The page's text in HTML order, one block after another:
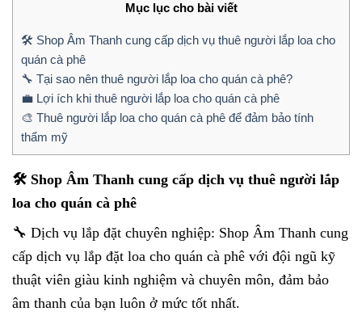
Mục lục cho bài viết
🛠️ Shop Âm Thanh cung cấp dịch vụ thuê người lắp loa cho
quán cà phê
🔧 Tại sao nên thuê người lắp loa cho quán cà phê?
💼 Lợi ích khi thuê người lắp loa cho quán cà phê
🎨 Thuê người lắp loa cho quán cà phê để đảm bảo tính
thẩm mỹ
🛠️ Shop Âm Thanh cung cấp dịch vụ thuê người lắp
loa cho quán cà phê
🔧 Dịch vụ lắp đặt chuyên nghiệp: Shop Âm Thanh cung
cấp dịch vụ lắp đặt loa cho quán cà phê với đội ngũ kỹ
thuật viên giàu kinh nghiệm và chuyên môn, đảm bảo
âm thanh của bạn luôn ở mức tốt nhất.